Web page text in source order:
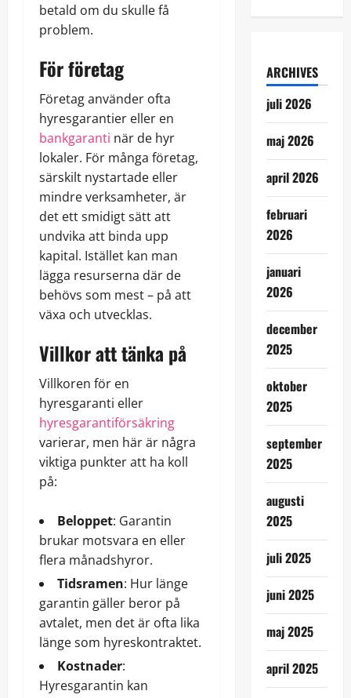
betald om du skulle få
problem.
För företag
Företag använder ofta
hyresgarantier eller en
bankgaranti när de hyr
lokaler. För många företag,
särskilt nystartade eller
mindre verksamheter, är
det ett smidigt sätt att
undvika att binda upp
kapital. Istället kan man
lägga resurserna där de
behövs som mest – på att
växa och utvecklas.
Villkor att tänka på
Villkoren för en
hyresgaranti eller
hyresgarantiförsäkring
varierar, men här är några
viktiga punkter att ha koll
på:
Beloppet: Garantin
brukar motsvara en eller
flera månadshyror.
Tidsramen: Hur länge
garantin gäller beror på
avtalet, men det är ofta lika
länge som hyreskontraktet.
Kostnader:
Hyresgarantin kan
ARCHIVES
juli 2026
maj 2026
april 2026
februari
2026
januari
2026
december
2025
oktober
2025
september
2025
augusti
2025
juli 2025
juni 2025
maj 2025
april 2025